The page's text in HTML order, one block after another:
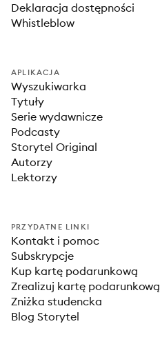
Deklaracja dostępności
Whistleblow
APLIKACJA
Wyszukiwarka
Tytuły
Serie wydawnicze
Podcasty
Storytel Original
Autorzy
Lektorzy
PRZYDATNE LINKI
Kontakt i pomoc
Subskrypcje
Kup kartę podarunkową
Zrealizuj kartę podarunkową
Zniżka studencka
Blog Storytel